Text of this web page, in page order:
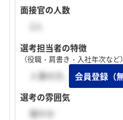
面接官の人数
選考担当者の特徴
（役職・肩書き・入社年次など）
人事の方、現場の方
選考の雰囲気
穏やか